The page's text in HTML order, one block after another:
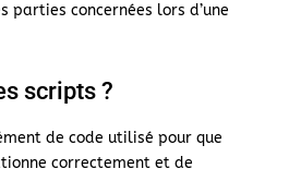
parties concernées lors d’une
scripts ?
de code utilisé pour que
correctement et de